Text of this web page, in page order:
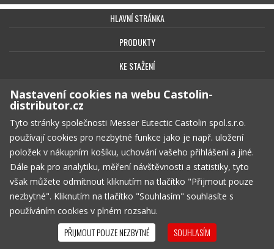
HLAVNÍ STRÁNKA
PRODUKTY
KE STAŽENÍ
BEZPEČNOST
OBCHODNÍ PODMÍNKY
SOUKROMÍ
KOŠÍKPRÁZDNÝ
© Copyright 2026, Messer Eutectic Castolin spol.s.r.o.
Nastavení cookies na webu Castolin-
distributor.cz
Tyto stránky společnosti Messer Eutectic Castolin spol.s.r.o.
používají cookies pro nezbytné funkce jako je např. uložení
položek v nákupním košíku, uchování vašeho přihlášení a jiné.
Dále pak pro analytiku, měření návštěvnosti a statistiky, tyto
však můžete odmítnout kliknutím na tlačítko "Přijmout pouze
nezbytné". Kliknutím na tlačítko "Souhlasím" souhlasíte s
používáním cookies v plném rozsahu.
PŘIJMOUT POUZE NEZBYTNÉ SOUHLASÍM